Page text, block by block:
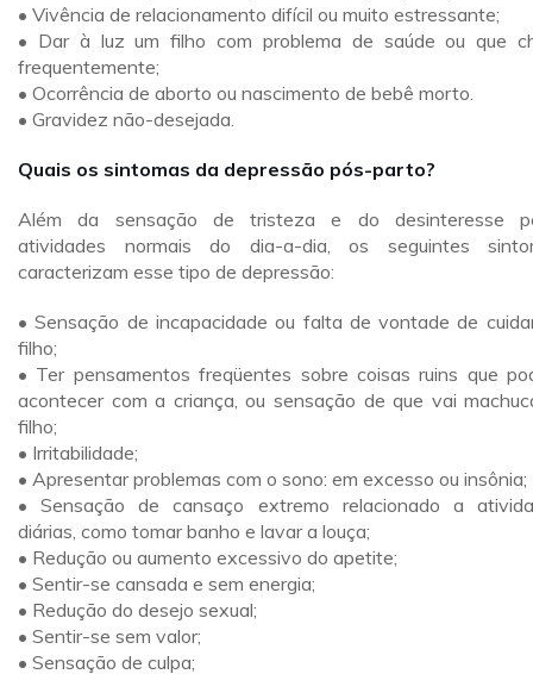
• Vivência de relacionamento difícil ou muito estressante;
• Dar à luz um filho com problema de saúde ou que
frequentemente;
• Ocorrência de aborto ou nascimento de bebê morto.
• Gravidez não-desejada.
Quais os sintomas da depressão pós-parto?
Além da sensação de tristeza e do desinteresse
atividades normais do dia-a-dia, os seguintes
caracterizam esse tipo de depressão:
• Sensação de incapacidade ou falta de vontade de
filho;
• Ter pensamentos freqüentes sobre coisas ruins que
acontecer com a criança, ou sensação de que vai
filho;
• Irritabilidade;
• Apresentar problemas com o sono: em excesso ou insônia;
• Sensação de cansaço extremo relacionado a
diárias, como tomar banho e lavar a louça;
• Redução ou aumento excessivo do apetite;
• Sentir-se cansada e sem energia;
• Redução do desejo sexual;
• Sentir-se sem valor;
• Sensação de culpa;